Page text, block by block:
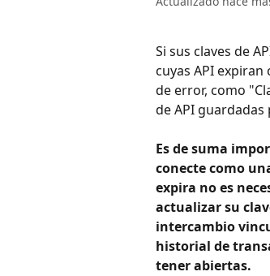
Si sus claves de
cuyas API
de error, como
de API
Es de suma
conecte como
expira no es
actualizar su
intercambio
historial de
tener abiertas.